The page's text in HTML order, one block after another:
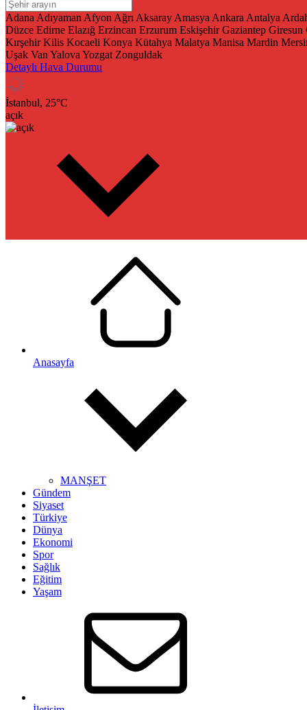
Adana Adıyaman Afyon Ağrı Aksaray Amasya Ankara Antalya
Düzce Edirne Elazığ Erzincan Erzurum Eskişehir Gaziantep Giresun
Kırşehir Kilis Kocaeli Konya Kütahya Malatya Manisa Mardin
Uşak Van Yalova Yozgat Zonguldak
Detaylı Hava Durumu
İstanbul, 25°C
açık
Anasayfa
MANŞET
Gündem
Siyaset
Türkiye
Dünya
Ekonomi
Spor
Sağlık
Eğitim
Yaşam